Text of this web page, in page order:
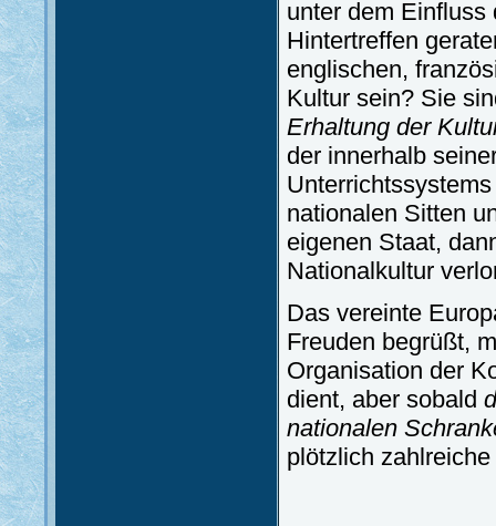
unter dem
Hintertreffen
englischen,
Kultur sein? Sie
Erhaltung der
der innerhalb
nationalen Sitten
eigenen Staat,
Nationalkultur
Das vereinte
Freuden begrüßt,
Organisation der
dient, aber sobald
nationalen
plötzlich